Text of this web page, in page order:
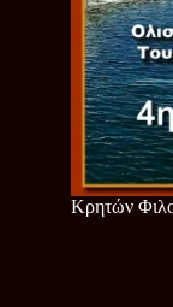
Κρητών